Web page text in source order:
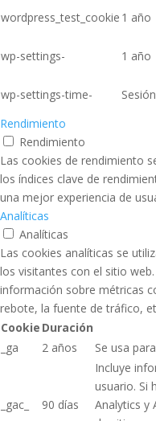
wordpress_test_cookie 1 año
wp-settings-
1 año
wp-settings-time-
Sesión
Rendimiento
Rendimiento
Las cookies de rendimiento
los índices clave de
una mejor experiencia de
Analíticas
Analíticas
Las cookies analíticas se
los visitantes con el sitio
información sobre métricas
rebote, la fuente de tráfico,
Cookie Duración
_ga
2 años Se usa
_gac_ 90 días
Incluye
usuario. Si
Analytics y